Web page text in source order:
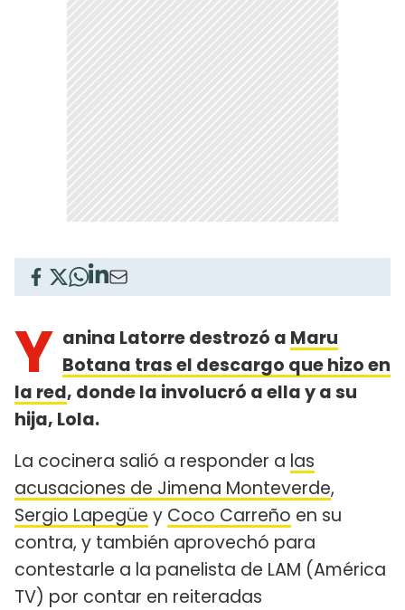
Y anina Latorre destrozó a Maru
Botana tras el descargo que hizo en
la red, donde la involucró a ella y a su
hija, Lola.
La cocinera salió a responder a las
acusaciones de Jimena Monteverde,
Sergio Lapegüe y Coco Carreño en su
contra, y también aprovechó para
contestarle a la panelista de LAM (América
TV) por contar en reiteradas